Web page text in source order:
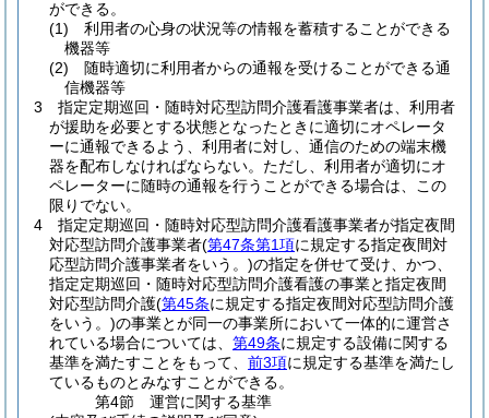
ができる。
(1)
利用者の心身の状況等の情報を蓄積することができる
機器等
(2)
随時適切に利用者からの通報を受けることができる通
信機器等
3
指定定期巡回・随時対応型訪問介護看護事業者は、利用者
が援助を必要とする状態となったときに適切にオペレータ
ーに通報できるよう、利用者に対し、通信のための端末機
器を配布しなければならない。 ただし、利用者が適切にオ
ペレーターに随時の通報を行うことができる場合は、この
限りでない。
4
指定定期巡回・随時対応型訪問介護看護事業者が指定夜間
対応型訪問介護事業者(第47条第1項に規定する指定夜間対
応型訪問介護事業者をいう。)の指定を併せて受け、かつ、
指定定期巡回・随時対応型訪問介護看護の事業と指定夜間
対応型訪問介護(第45条に規定する指定夜間対応型訪問介護
をいう。)の事業とが同一の事業所において一体的に運営さ
れている場合については、 第49条に規定する設備に関する
基準を満たすことをもって、 前3項に規定する基準を満たし
ているものとみなすことができる。
第4節
運営に関する基準